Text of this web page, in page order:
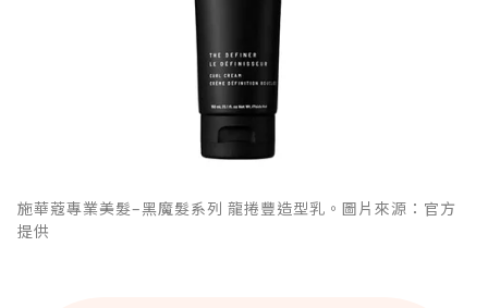
施華蔻專業美髮–黑魔髮系列 龍捲豐造型乳。圖片來源：官方
提供